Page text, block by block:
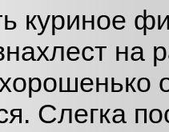
куриное
на
Слегка